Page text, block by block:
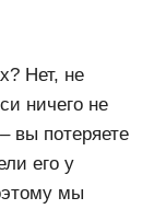
Нет, не
ничего не
вы потеряете
его у
мы